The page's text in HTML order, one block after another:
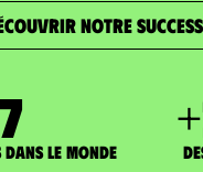
NOTRE
7
le monde
+